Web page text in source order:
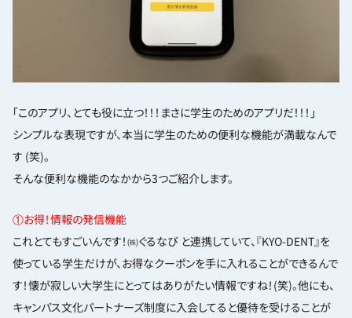
「このアプリ、とても役に立つ！！！まさに学生のためのアプリだ！！！」
シンプルな表現ですが、本当に学生のための便利な機能が満載なんで
す (笑)。
そんな便利な機能のなかから3つご紹介します。
①お得！情報の発信機能
これとてもすごいんです！㈱ぐるなび と連携していて、『KYO-DENT』を
使っている学生だけが、お得なクーポンを手に入れることができるんで
す！懐が寂しい大学生にとってはありがたい情報ですね！(笑)。他にも、
キャンパス文化パートナーズ制度に入会してると優待を受けることが